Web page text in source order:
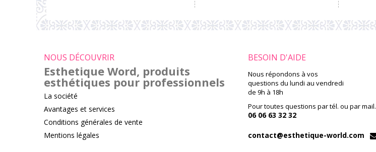
NOUS DÉCOUVRIR
Esthetique Word, produits
esthétiques pour professionnels
La société
Avantages et services
Conditions générales de vente
Mentions légales
BESOIN D'AIDE
Nous répondons à vos
questions du lundi au vendredi
de 9h à 18h
Pour toutes questions par tél. ou par mail.
06 06 63 32 32
contact@esthetique-world.com